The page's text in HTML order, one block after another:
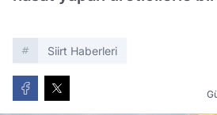
Siirt Haberleri